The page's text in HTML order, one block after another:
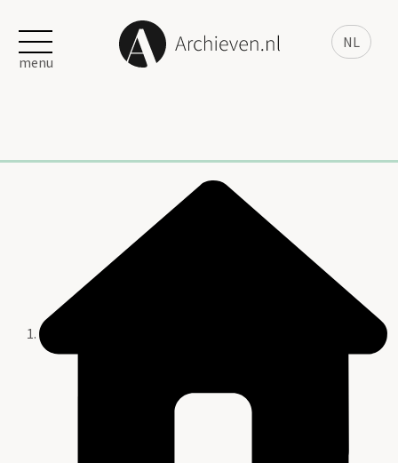
NL
menu